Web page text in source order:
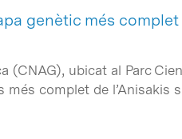
genètic més complet
(CNAG), ubicat al Parc
complet de l’Anisakis